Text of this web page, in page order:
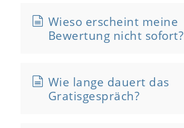
Wieso erscheint meine
Bewertung nicht sofort?
Wie lange dauert das
Gratisgespräch?